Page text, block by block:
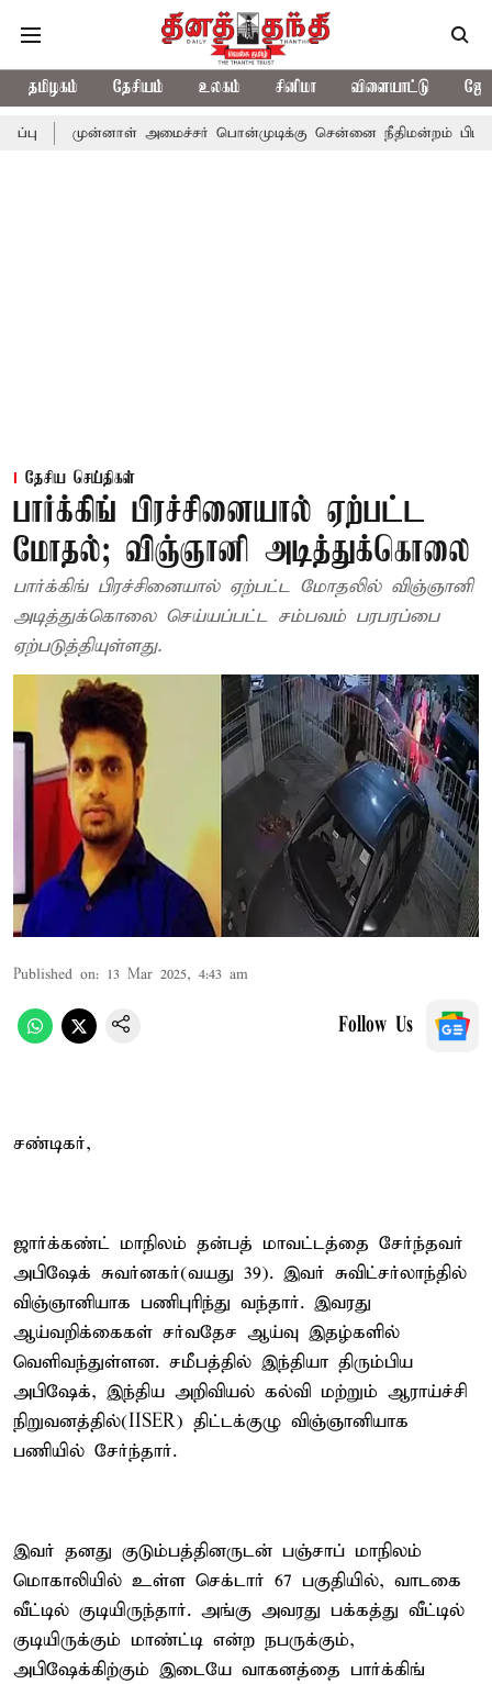
தமிழகம் தேசியம் உலகம் சினிமா விளையாட்டு
அமைச்சர் பொன்முடிக்கு சென்னை நீதிமன்றம் பிடிவாராண்ட்
தேசிய செய்திகள்
பார்க்கிங் பிரச்சினையால் ஏற்பட்ட
மோதல்; விஞ்ஞானி அடித்துக்கொலை
பார்க்கிங் பிரச்சினையால் ஏற்பட்ட மோதலில் விஞ்ஞானி
அடித்துக்கொலை செய்யப்பட்ட சம்பவம் பரபரப்பை
ஏற்படுத்தியுள்ளது.
Published on: 13 Mar 2025, 4:43 am
Follow Us
சண்டிகர்,
ஜார்க்கண்ட் மாநிலம் தன்பத் மாவட்டத்தை சேர்ந்தவர்
அபிஷேக் சுவர்னகர்(வயது 39). இவர் சுவிட்சர்லாந்தில்
விஞ்ஞானியாக பணிபுரிந்து வந்தார். இவரது
ஆய்வறிக்கைகள் சர்வதேச ஆய்வு இதழ்களில்
வெளிவந்துள்ளன. சமீபத்தில் இந்தியா திரும்பிய
அபிஷேக், இந்திய அறிவியல் கல்வி மற்றும் ஆராய்ச்சி
நிறுவனத்தில்(IISER) திட்டக்குழு விஞ்ஞானியாக
பணியில் சேர்ந்தார்.
இவர் தனது குடும்பத்தினருடன் பஞ்சாப் மாநிலம்
மொகாலியில் உள்ள செக்டார் 67 பகுதியில், வாடகை
வீட்டில் குடியிருந்தார். அங்கு அவரது பக்கத்து வீட்டில்
குடியிருக்கும் மாண்ட்டி என்ற நபருக்கும்,
அபிஷேக்கிற்கும் இடையே வாகனத்தை பார்க்கிங்